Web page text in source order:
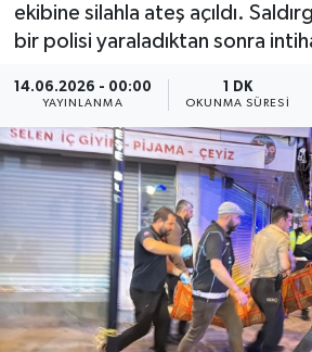
ekibine silahla ateş açıldı.
bir polisi yaraladıktan sonra
14.06.2026 - 00:00
YAYINLANMA
1 DK
OKUNMA SÜRESI
Eğitim
Kültür Sanat
Spor
Tüm Manşetler
Son Dakika Haberleri
Haber Arşivi